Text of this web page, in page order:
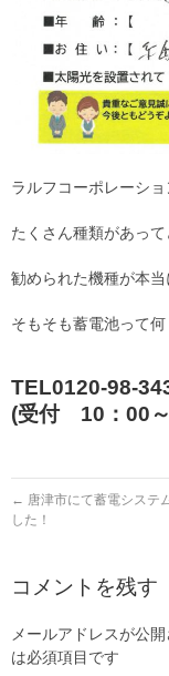
ラルフコーポレーシ
たくさん種類があっ
勧められた機種が本当
そもそも蓄電池って
TEL0120-98-
(受付 10：00～
← 唐津市にて蓄電システ
した！
コメントを残す
メールアドレスが公
は必須項目です